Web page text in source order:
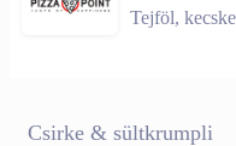
Tejföl,
Csirke & sültkrumpli